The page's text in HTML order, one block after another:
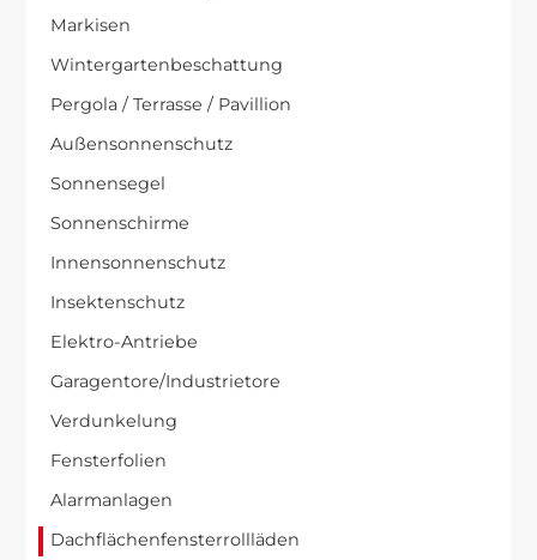
Markisen
Wintergartenbeschattung
Pergola / Terrasse / Pavillion
Außensonnenschutz
Sonnensegel
Sonnenschirme
Innensonnenschutz
Insektenschutz
Elektro-Antriebe
Garagentore/Industrietore
Verdunkelung
Fensterfolien
Alarmanlagen
Dachflächenfensterrollläden